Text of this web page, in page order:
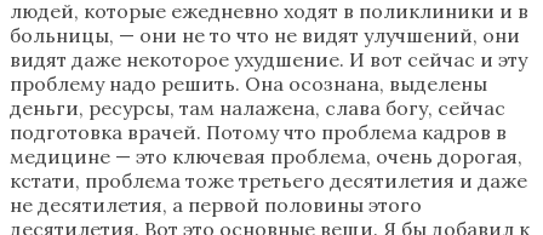
людей, которые ежедневно ходят в поликлиники и в
больницы, — они не то что не видят улучшений, они
видят даже некоторое ухудшение. И вот сейчас и эту
проблему надо решить. Она осознана, выделены
деньги, ресурсы, там налажена, слава богу, сейчас
подготовка врачей. Потому что проблема кадров в
медицине — это ключевая проблема, очень дорогая,
кстати, проблема тоже третьего десятилетия и даже
не десятилетия, а первой половины этого
десятилетия. Вот это основные вещи. Я бы добавил к